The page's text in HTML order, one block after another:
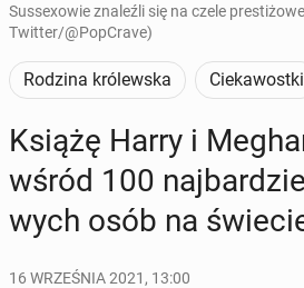
Sussexowie znaleźli się na czele
Twitter/@PopCrave)
Rodzina królewska Ciekawostki
Książę Harry i
wśród 100
wych osób na
16 WRZEŚNIA 2021, 13:00